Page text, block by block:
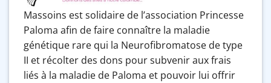
Massoins est solidaire de l’association Princesse
Paloma afin de faire connaître la maladie
génétique rare qui la Neurofibromatose de type
II et récolter des dons pour subvenir aux frais
liés à la maladie de Paloma et pouvoir lui offrir